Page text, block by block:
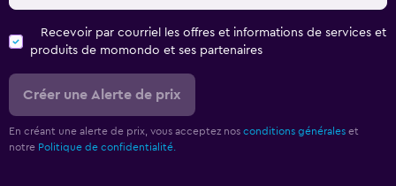
Recevoir par courriel les offres et informations de services et
produits de momondo et ses partenaires
Créer une Alerte de prix
En créant une alerte de prix, vous acceptez nos conditions générales et
notre Politique de confidentialité.